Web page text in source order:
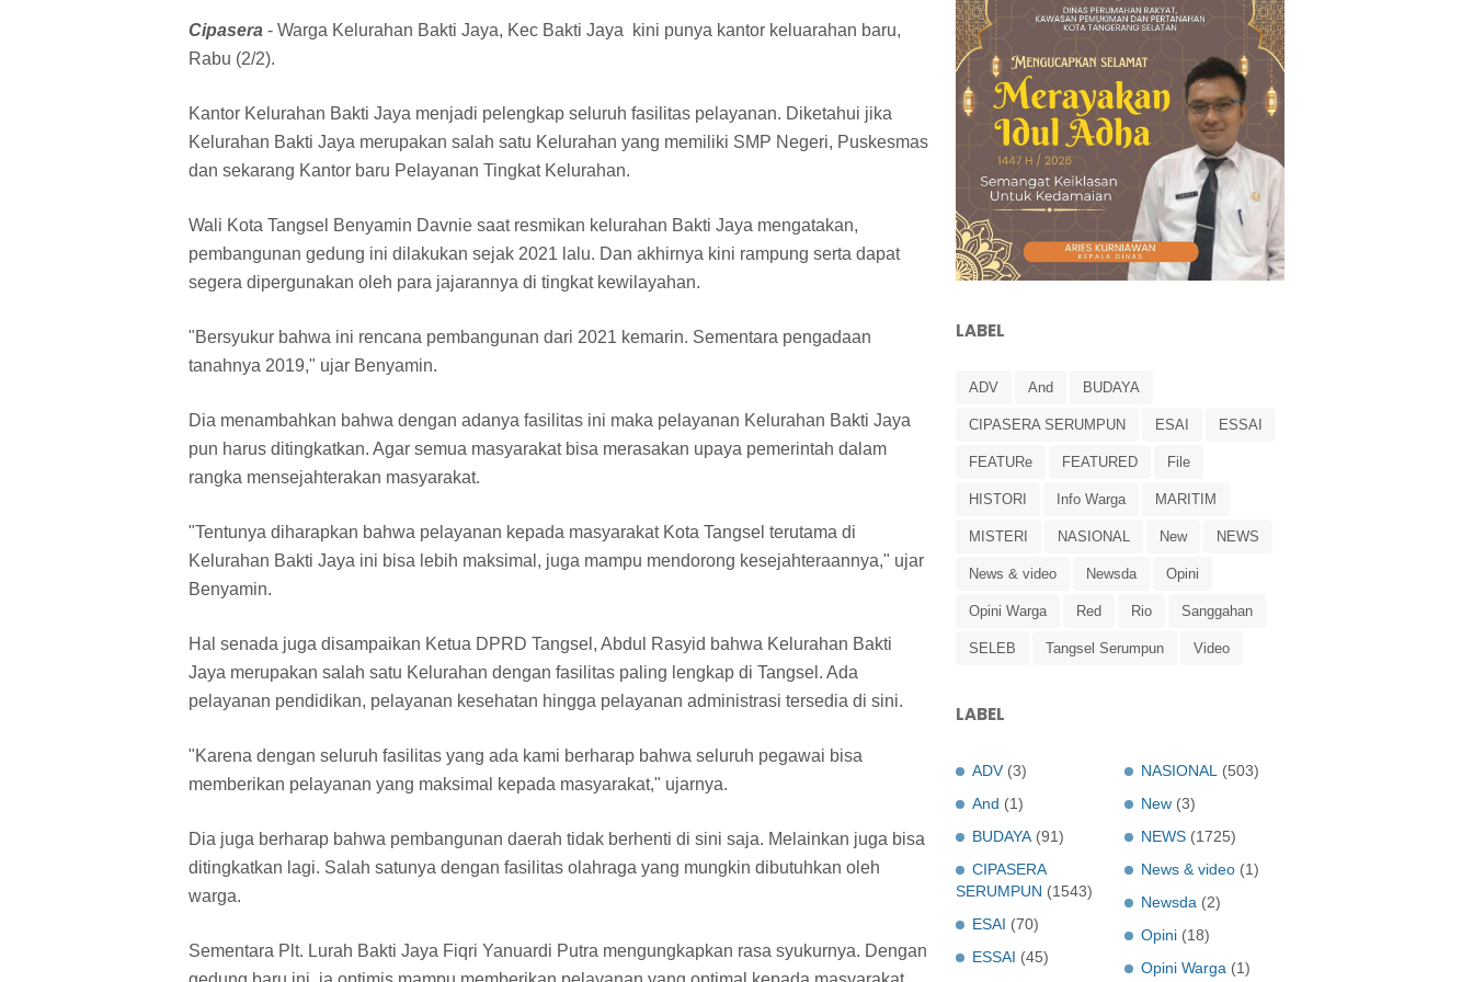
Cipasera - Warga Kelurahan Bakti Jaya, Kec Bakti Jaya kini punya kantor keluarahan baru,
Rabu (2/2).
Kantor Kelurahan Bakti Jaya menjadi pelengkap seluruh fasilitas pelayanan. Diketahui jika
Kelurahan Bakti Jaya merupakan salah satu Kelurahan yang memiliki SMP Negeri, Puskesmas
dan sekarang Kantor baru Pelayanan Tingkat Kelurahan.
Wali Kota Tangsel Benyamin Davnie saat resmikan kelurahan Bakti Jaya mengatakan,
pembangunan gedung ini dilakukan sejak 2021 lalu. Dan akhirnya kini rampung serta dapat
segera dipergunakan oleh para jajarannya di tingkat kewilayahan.
"Bersyukur bahwa ini rencana pembangunan dari 2021 kemarin. Sementara pengadaan
tanahnya 2019," ujar Benyamin.
Dia menambahkan bahwa dengan adanya fasilitas ini maka pelayanan Kelurahan Bakti Jaya
pun harus ditingkatkan. Agar semua masyarakat bisa merasakan upaya pemerintah dalam
rangka mensejahterakan masyarakat.
"Tentunya diharapkan bahwa pelayanan kepada masyarakat Kota Tangsel terutama di
Kelurahan Bakti Jaya ini bisa lebih maksimal, juga mampu mendorong kesejahteraannya," ujar
Benyamin.
Hal senada juga disampaikan Ketua DPRD Tangsel, Abdul Rasyid bahwa Kelurahan Bakti
Jaya merupakan salah satu Kelurahan dengan fasilitas paling lengkap di Tangsel. Ada
pelayanan pendidikan, pelayanan kesehatan hingga pelayanan administrasi tersedia di sini.
"Karena dengan seluruh fasilitas yang ada kami berharap bahwa seluruh pegawai bisa
memberikan pelayanan yang maksimal kepada masyarakat," ujarnya.
Dia juga berharap bahwa pembangunan daerah tidak berhenti di sini saja. Melainkan juga bisa
ditingkatkan lagi. Salah satunya dengan fasilitas olahraga yang mungkin dibutuhkan oleh
warga.
Sementara Plt. Lurah Bakti Jaya Fiqri Yanuardi Putra mengungkapkan rasa syukurnya. Dengan
LABEL
ADV And BUDAYA
CIPASERA SERUMPUN ESAI ESSAI
FEATURe FEATURED File
HISTORI Info Warga MARITIM
MISTERI NASIONAL New NEWS
News & video Newsda Opini
Opini Warga Red Rio Sanggahan
SELEB Tangsel Serumpun Video
LABEL
ADV (3)
And (1)
BUDAYA (91)
CIPASERA
SERUMPUN (1543)
ESAI (70)
ESSAI (45)
NASIONAL
(503)
New (3)
NEWS (1725)
News & video (1)
Newsda (2)
Opini (18)
Opini Warga (1)